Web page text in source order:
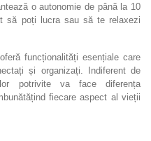
o autonomie de până la 10
să poți lucra sau să te relaxezi
funcționalități esențiale care
și organizați. Indiferent de
potrivite va face diferența
fiecare aspect al vieții